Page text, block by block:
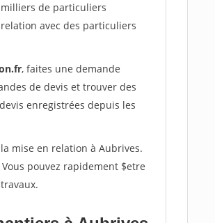
de particuliers
avec des particuliers
, faites une demande
de devis et trouver des
enregistrées depuis les
mise en relation à Aubrives.
pouvez rapidement $etre